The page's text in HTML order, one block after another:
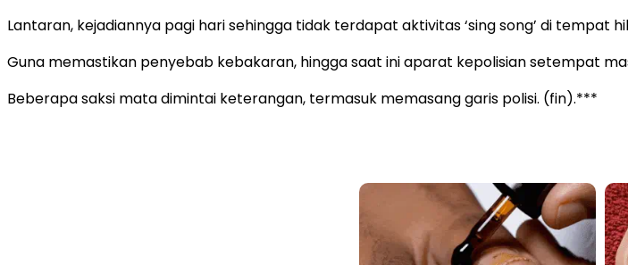
Lantaran, kejadiannya pagi hari sehingga tidak terdapat aktivitas ‘sing song’ di tempat
Guna memastikan penyebab kebakaran, hingga saat ini aparat kepolisian setempat
Beberapa saksi mata dimintai keterangan, termasuk memasang garis polisi. (fin).***